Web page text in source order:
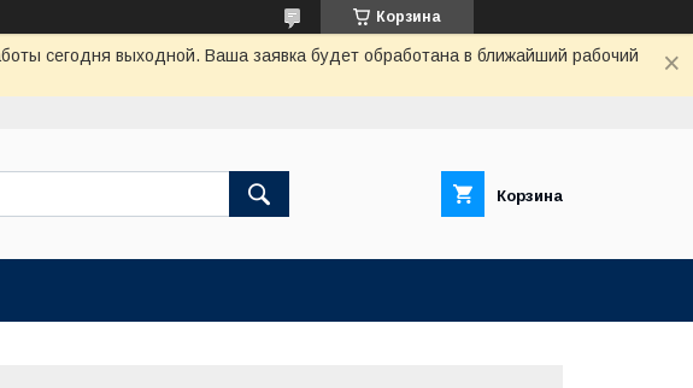
Корзина
сегодня выходной. Ваша заявка будет обработана в ближайший рабочий
Корзина